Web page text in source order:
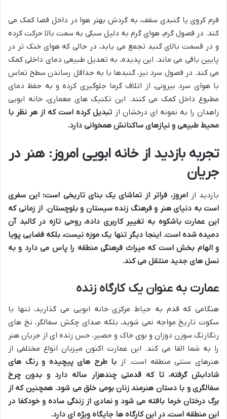
فرم کروی یا گنبدی سقف، به گردش بهتر هوا در داخل فضا کمک می
کند. در فصول گرم، هوای گرم به دلیل سبکی به سمت بالا حرکت کرده
و در قسمت بالای گنبد تجمع می یابد، در حالی که هوای خنک تر در
پایین باقی می ماند. این پدیده، به تعدیل طبیعی دمای داخلی کمک
می کند. در فصول سرد نیز، گنبدها با به حداقل رساندن سطح تماس
با هوای سرد بیرونی، از اتلاف گرما جلوگیری کرده و به حفظ دمای
مطبوع داخل کمک می کنند. این تکنیک های معماری، خانه ابویی
زاهدان را به نمونه ای درخشان از تبدیل کرده است که از هر نظر با
محیط طبیعی و نیازهای ساکنانش همخوانی دارد.
تجربه بازدید از خانه ابویی امروز: هنر در
جریان
بازدید ازامروز، فراتر از تماشای یک بنای تاریخی است؛ این سفری
است به دنیای هنر و فرهنگ زنده سیستان و بلوچستان. از زمانی که
این عمارت باشکوه به تغییر کاربری داده، روحی تازه در کالبد آن
دمیده شده است. اینجا دیگر تنها یک موزه نیست، بلکه فضایی پویا
و الهام بخش است که میراث فرهنگی منطقه را پاس می دارد و به
نسل های جدید منتقل می کند.
عمارت به عنوان یک کارگاه زنده
هنگامی که قدم به حیاط مرکزی خانه ابویی می گذارید، تنها با
سکوت تاریخ مواجه نمی شوید، بلکه صدای چکش سفالگر، نخ های
رنگارنگ سوزن دوزان و بوی خاک و حصیر، حس زنده ای از جریان هنر
را به شما القا می کند. این عمارت اکنون میزبان انواع مختلفی از
هنرهای سنتی منطقه است. از با طرح های پیچیده و رنگ های
شادابش گرفته، تاکه قدمتی چندهزار ساله دارد و بدون چرخ
سفالگری و با دستان هنرمند زنان بومی خلق می شود. همچنینکه از
برگ درختان خرما بافته می شود و نمادی از زندگی ساده و خودکفا در
این منطقه است، در این کارگاه ها جایگاه ویژه ای دارد.